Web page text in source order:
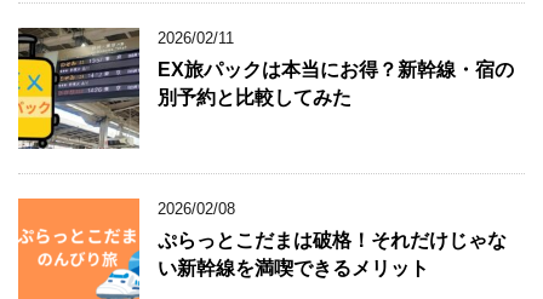
2026/02/11
EX旅パックは本当にお得？新幹線・宿の
別予約と比較してみた
2026/02/08
ぷらっとこだまは破格！それだけじゃな
い新幹線を満喫できるメリット